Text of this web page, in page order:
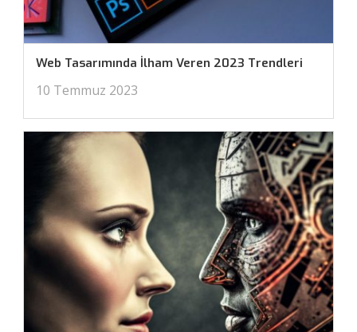
Web Tasarımında İlham Veren 2023 Trendleri
10 Temmuz 2023